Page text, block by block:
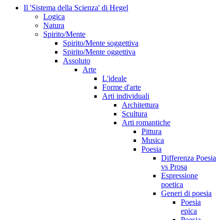
Il 'Sistema della Scienza' di Hegel
Logica
Natura
Spirito/Mente
Spirito/Mente soggettiva
Spirito/Mente oggettiva
Assoluto
Arte
L'ideale
Forme d'arte
Arti individuali
Architettura
Scultura
Arti romantiche
Pittura
Musica
Poesia
Differenza Poesia
vs Prosa
Espressione
poetica
Generi di poesia
Poesia
epica